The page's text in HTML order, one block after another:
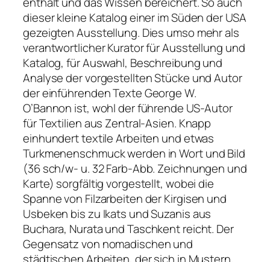
dieser kleine Katalog einer im Süden der USA
gezeigten Ausstellung. Dies umso mehr als
verantwortlicher Kurator für Ausstellung und
Katalog, für Auswahl, Beschreibung und
Analyse der vorgestellten Stücke und Autor
der einführenden Texte George W.
O’Bannon ist, wohl der führende US-Autor
für Textilien aus Zentral-Asien. Knapp
einhundert textile Arbeiten und etwas
Turkmenenschmuck werden in Wort und Bild
(36 sch/w- u. 32 Farb-Abb. Zeichnungen und
Karte) sorgfältig vorgestellt, wobei die
Spanne von Filzarbeiten der Kirgisen und
Usbeken bis zu Ikats und Suzanis aus
Buchara, Nurata und Taschkent reicht. Der
Gegensatz von nomadischen und
städtischen Arbeiten, der sich in Mustern,